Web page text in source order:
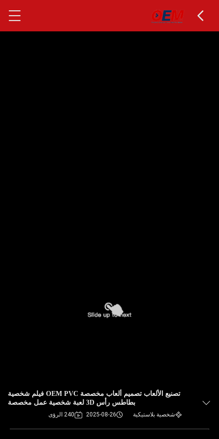
تصنيع الألعاب تصميم ألعاب مخصصة OEM PVC فيلم شخصية
بطاطس رأس 3D لعبة شخصية عمل مخصصة
شخصية بلاستيكية 2025-08-26 240 الرؤى